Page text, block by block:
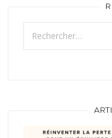
Rechercher :